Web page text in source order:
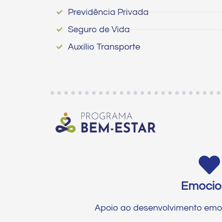
Previdência Privada
Seguro de Vida
Auxílio Transporte
Apoio ao desenvolvimento